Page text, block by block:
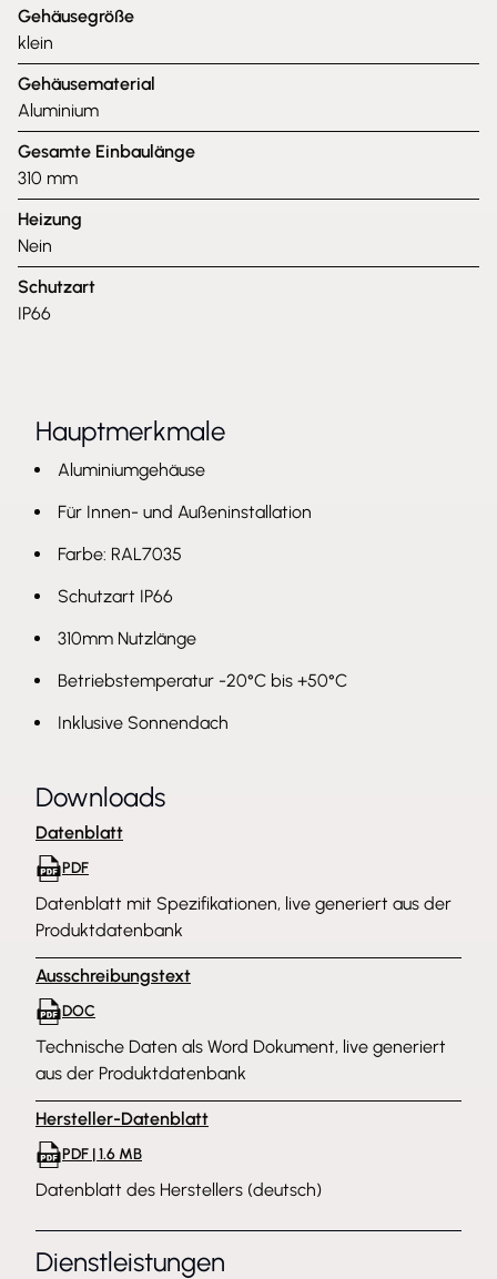
Gehäusegröße
klein
Gehäusematerial
Aluminium
Gesamte Einbaulänge
310 mm
Heizung
Nein
Schutzart
IP66
Hauptmerkmale
Aluminiumgehäuse
Für Innen- und Außeninstallation
Farbe: RAL7035
Schutzart IP66
310mm Nutzlänge
Betriebstemperatur -20°C bis +50°C
Inklusive Sonnendach
Downloads
Datenblatt
PDF
Datenblatt mit Spezifikationen, live generiert aus der
Produktdatenbank
Ausschreibungstext
DOC
Technische Daten als Word Dokument, live generiert
aus der Produktdatenbank
Hersteller-Datenblatt
PDF | 1.6 MB
Datenblatt des Herstellers (deutsch)
Dienstleistungen